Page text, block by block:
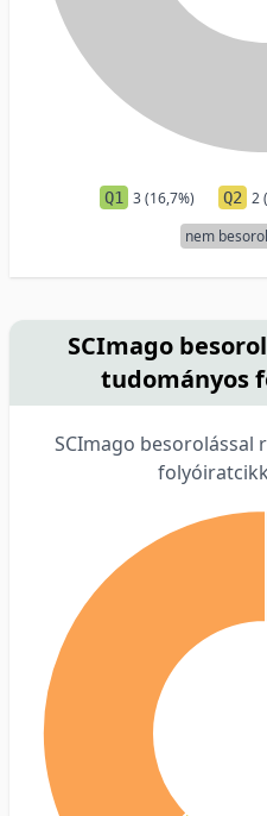
Q1 3 (16,7%) Q2 2
nem
SCImago
tudományos
SCImago besorolással